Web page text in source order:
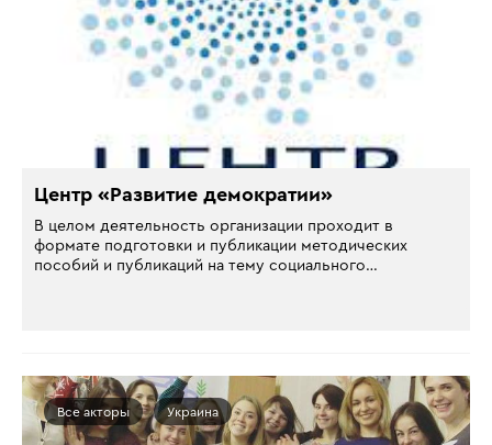
Центр «Развитие демократии»
В целом деятельность организации проходит в
формате подготовки и публикации методических
пособий и публикаций на тему социального…
Все акторы Украина